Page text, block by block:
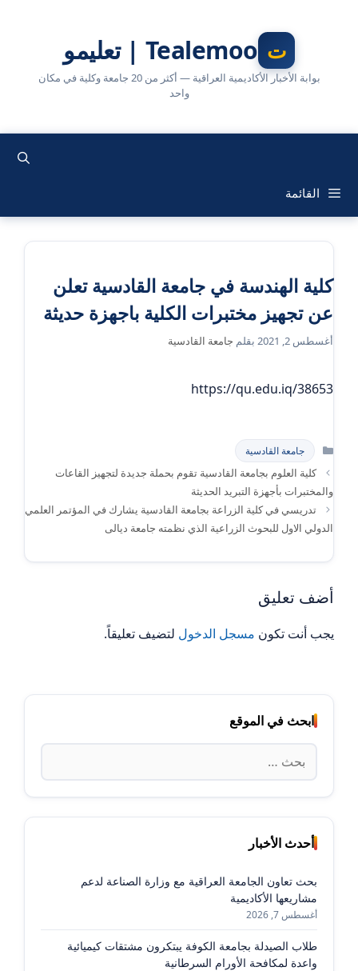
Tealemoo | تعليمو
بوابة الأخبار الأكاديمية العراقية — أكثر من 20 جامعة وكلية في مكان
واحد
القائمة
كلية الهندسة في جامعة القادسية تعلن
عن تجهيز مختبرات الكلية باجهزة حديثة
أغسطس 2, 2021 بقلم جامعة القادسية
https://qu.edu.iq/38653
التصنيفات
جامعة القادسية
كلية العلوم بجامعة القادسية تقوم بحملة جديدة لتجهيز القاعات
والمختبرات بأجهزة التبريد الحديثة
تدريسي في كلية الزراعة بجامعة القادسية يشارك في المؤتمر العلمي
الدولي الاول للبحوث الزراعية الذي نظمته جامعة ديالى
أضف تعليق
يجب أنت تكون مسجل الدخول لتضيف تعليقاً.
ابحث في الموقع
البحث
عن:
أحدث الأخبار
بحث تعاون الجامعة العراقية مع وزارة الصناعة لدعم
مشاريعها الأكاديمية
أغسطس 7, 2026
طلاب الصيدلة بجامعة الكوفة يبتكرون مشتقات كيميائية
واعدة لمكافحة الأورام السرطانية